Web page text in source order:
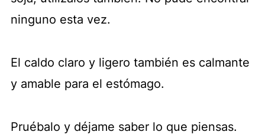
ninguno esta vez.
El caldo claro y ligero también es calmante
y amable para el estómago.
Pruébalo y déjame saber lo que piensas.